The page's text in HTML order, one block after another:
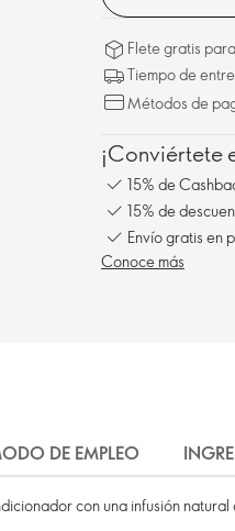
Flete gratis
Tiempo de
Métodos de
¡Conviértete
15% de
15% de
Envío gratis en
Conoce más
DE EMPLEO
con una infusión